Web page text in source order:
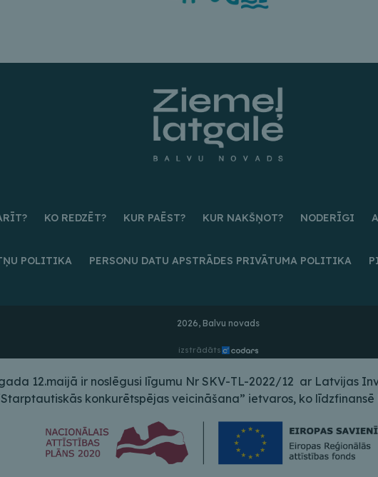
KO REDZĒT? KUR PAĒST? KUR NAKŠŅOT? NODERĪGI
POLITIKA PERSONU DATU APSTRĀDES PRIVĀTUMA POLITIKA
2026, Balvu novads
izstrādāts
12.maijā ir noslēgusi līgumu Nr SKV-TL-2022/12 ar Latvijas
konkurētspējas veicināšana” ietvaros, ko